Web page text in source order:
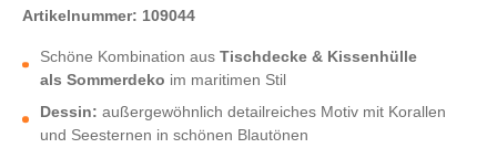
Artikelnummer: 109044
Schöne Kombination aus Tischdecke & Kissenhülle
als Sommerdeko im maritimen Stil
Dessin: außergewöhnlich detailreiches Motiv mit Korallen
und Seesternen in schönen Blautönen